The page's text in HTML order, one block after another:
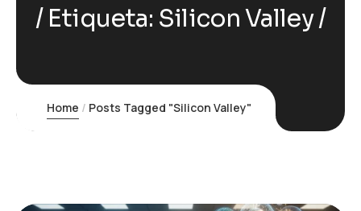
Etiqueta: Silicon Valley
Home Posts Tagged "Silicon Valley"